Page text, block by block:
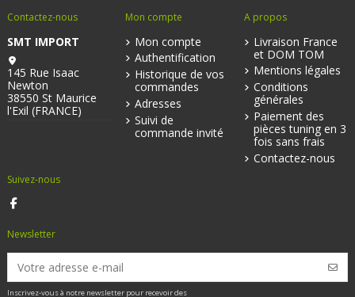
Contactez-nous
SMT IMPORT
145 Rue Isaac
Newton
38550 St Maurice
l'Exil (FRANCE)
Mon compte
Mon compte
Authentification
Historique de vos
commandes
Adresses
Suivi de
commande invité
A propos
Livraison France
et DOM TOM
Mentions légales
Conditions
générales
Paiement des
pièces tuning en 3
fois sans frais
Contactez-nous
Suivez-nous
Newsletter
Inscrivez-vous à notre newsletter pour recevoir des